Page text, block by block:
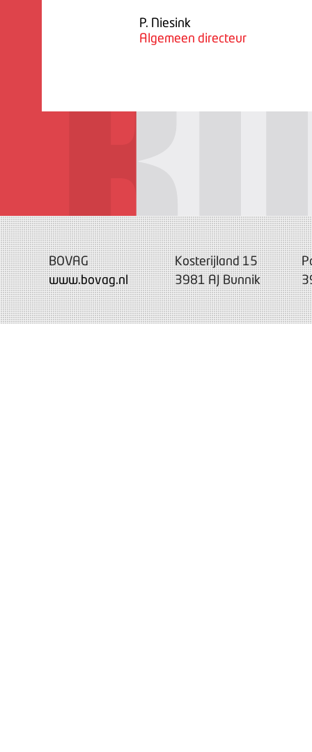
P. Niesink
Algemeen directeur
BOVAG
www.bovag.nl
Kosterijland 15
3981 AJ Bunnik